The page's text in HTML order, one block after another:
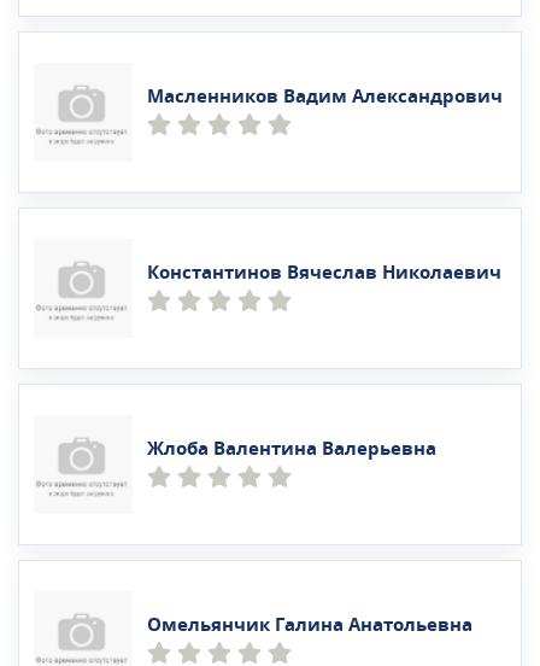
Масленников Вадим Александрович
Константинов Вячеслав Николаевич
Жлоба Валентина Валерьевна
Омельянчик Галина Анатольевна